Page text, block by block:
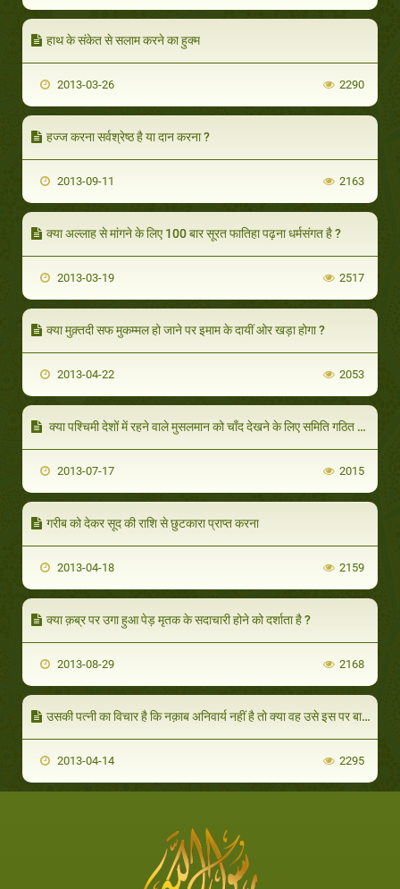
हाथ के संकेत से सलाम करने का हुक्म
2013-03-26 2290
हज्ज करना सर्वश्रेष्ठ है या दान करना ?
2013-09-11 2163
क्या अल्लाह से मांगने के लिए 100 बार सूरत फातिहा पढ़ना धर्मसंगत है ?
2013-03-19 2517
क्या मुक़्तदी सफ मुकम्मल हो जाने पर इमाम के दायीं ओर खड़ा होगा ?
2013-04-22 2053
क्या पश्चिमी देशों में रहने वाले मुसलमान को चाँद देखने के लिए समिति गठित कर लेना चाहिए
2013-07-17 2015
गरीब को देकर सूद की राशि से छुटकारा प्राप्त करना
2013-04-18 2159
क्या क़ब्र पर उगा हुआ पेड़ मृतक के सदाचारी होने को दर्शाता है ?
2013-08-29 2168
उसकी पत्नी का विचार है कि नक़ाब अनिवार्य नहीं है तो क्या वह उसे इस पर बाध्य करेगा ॽ
2013-04-14 2295